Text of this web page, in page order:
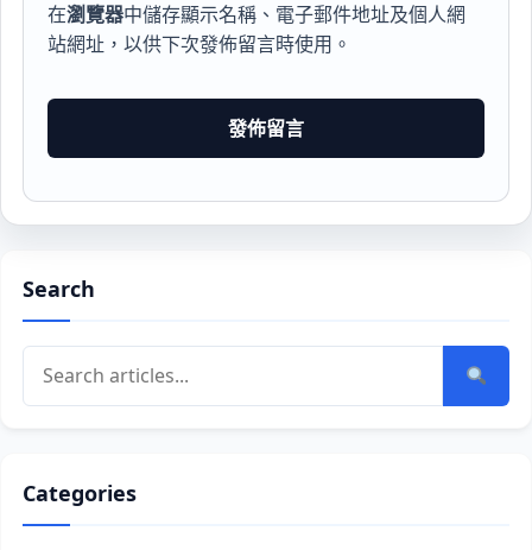
在瀏覽器中儲存顯示名稱、電子郵件地址及個人網
站網址，以供下次發佈留言時使用。
Search
Categories